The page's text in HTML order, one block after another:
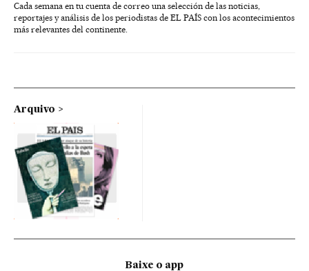
Cada semana en tu cuenta de correo una selección de las noticias,
reportajes y análisis de los periodistas de EL PAÍS con los acontecimientos
más relevantes del continente.
Arquivo
Baixe o app